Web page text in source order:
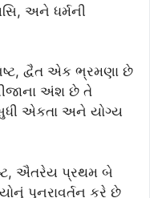
અને ધર્મની
દ્વૈત એક ભ્રમણા છે
અંશ છે તે
સુધી એકતા અને યોગ્ય
ઐતરેય પ્રથમ બે
પુનરાવર્તન કરે છે